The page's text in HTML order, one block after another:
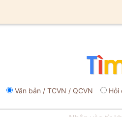
Văn bản / TCVN / QCVN Hỏi